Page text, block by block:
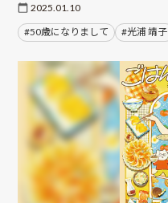
2025.01.10
#50歳になりまして #光浦 靖子